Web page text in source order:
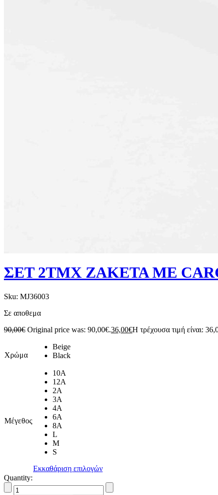
ΣΕΤ 2ΤΜΧ ΖΑΚΕΤΑ ΜΕ
Sku: MJ36003
Σε αποθεμα
90,00€ Original price was: 90,00€.36,00€Η τρέχουσα τιμή είναι:
Χρώμα
Beige
Black
Μέγεθος
10A
12A
2A
3A
4A
6A
8A
L
M
S
Εκκαθάριση επιλογών
Quantity: